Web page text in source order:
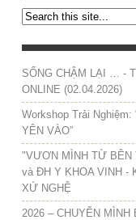
SỐNG CHẬM LẠI … -
ONLINE (02.04.2026)
Workshop Trải Nghiệm:
YÊN VÀO”
"VƯƠN MÌNH TỪ BÊN
và ĐH Y KHOA VINH -
XỨ NGHỆ
2026 – CHUYỂN MÌNH